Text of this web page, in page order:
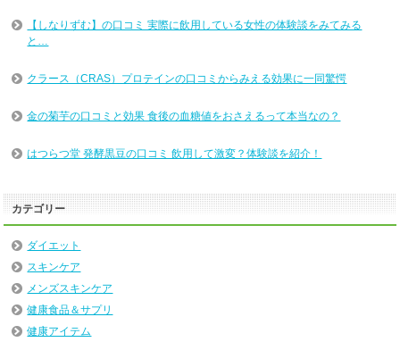
【しなりずむ】の口コミ 実際に飲用している女性の体験談をみてみる
と…
クラース（CRAS）プロテインの口コミからみえる効果に一同驚愕
金の菊芋の口コミと効果 食後の血糖値をおさえるって本当なの？
はつらつ堂 発酵黒豆の口コミ 飲用して激変？体験談を紹介！
カテゴリー
ダイエット
スキンケア
メンズスキンケア
健康食品＆サプリ
健康アイテム